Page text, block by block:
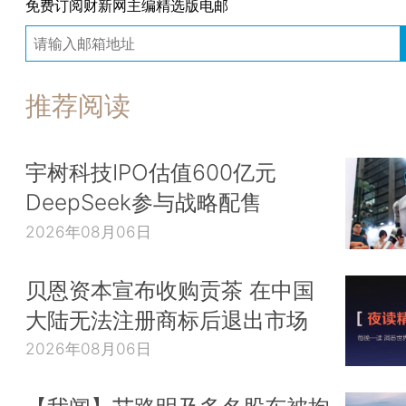
免费订阅财新网主编精选版电邮
推荐阅读
宇树科技IPO估值600亿元
DeepSeek参与战略配售
2026年08月06日
贝恩资本宣布收购贡茶 在中国
大陆无法注册商标后退出市场
2026年08月06日